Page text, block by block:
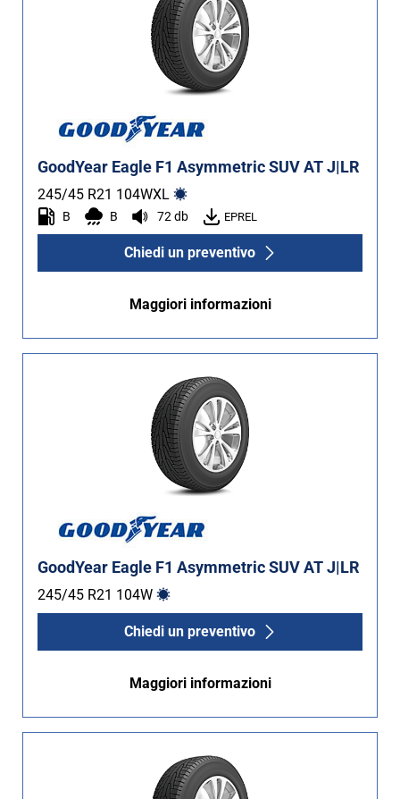
GoodYear Eagle F1 Asymmetric SUV AT J|LR
245/45 R21 104WXL
B B 72 db EPREL
Chiedi un preventivo
Maggiori informazioni
GoodYear Eagle F1 Asymmetric SUV AT J|LR
245/45 R21 104W
Chiedi un preventivo
Maggiori informazioni